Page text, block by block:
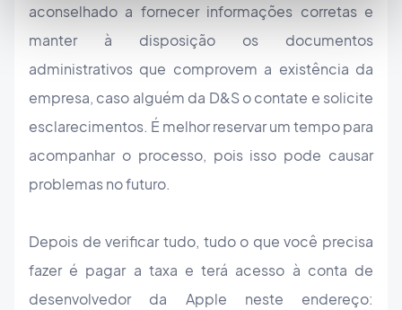
aconselhado a fornecer informações corretas e
manter à disposição os documentos
administrativos que comprovem a existência da
empresa, caso alguém da D&S o contate e solicite
esclarecimentos. É melhor reservar um tempo para
acompanhar o processo, pois isso pode causar
problemas no futuro.
Depois de verificar tudo, tudo o que você precisa
fazer é pagar a taxa e terá acesso à conta de
desenvolvedor da Apple neste endereço: